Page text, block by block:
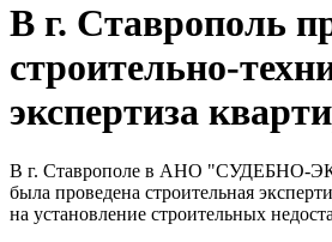
В г. Ставрополь
строительно-
экспертиза
В г. Ставрополе в АНО
была проведена строительная
на установление строительных